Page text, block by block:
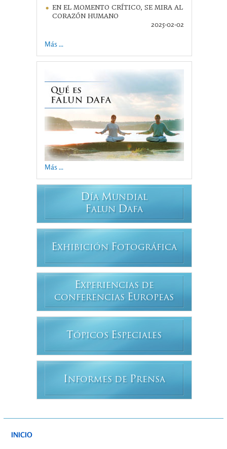
EN EL MOMENTO CRÍTICO, SE MIRA AL
CORAZÓN HUMANO
2025-02-02
Más ...
Más ...
DÍA MUNDIAL
FALUN DAFA
EXHIBICIÓN FOTOGRÁFICA
EXPERIENCIAS DE
CONFERENCIAS EUROPEAS
T ÓPICOS ESPECIALES
INFORMES DE PRENSA
INICIO